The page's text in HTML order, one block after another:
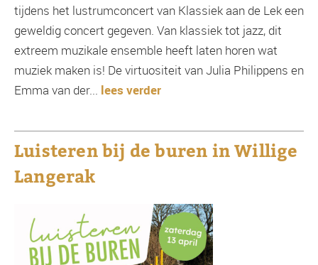
tijdens het lustrumconcert van Klassiek aan de Lek een
geweldig concert gegeven. Van klassiek tot jazz, dit
extreem muzikale ensemble heeft laten horen wat
muziek maken is! De virtuositeit van Julia Philippens en
Emma van der... lees verder
Luisteren bij de buren in Willige
Langerak